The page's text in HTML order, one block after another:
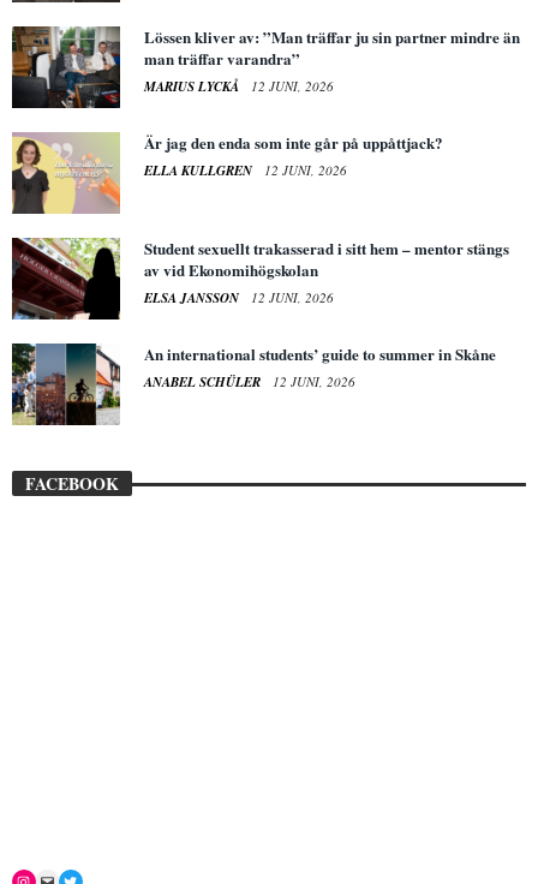
Lössen kliver av: ”Man träffar ju sin partner mindre än
man träffar varandra”
MARIUS LYCKÅ 12 JUNI, 2026
Är jag den enda som inte går på uppåttjack?
ELLA KULLGREN 12 JUNI, 2026
Student sexuellt trakasserad i sitt hem – mentor stängs
av vid Ekonomihögskolan
ELSA JANSSON 12 JUNI, 2026
An international students’ guide to summer in Skåne
ANABEL SCHÜLER 12 JUNI, 2026
FACEBOOK